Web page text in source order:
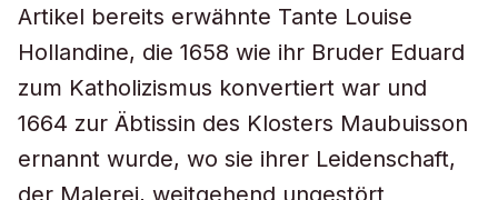
Artikel bereits erwähnte Tante Louise
Hollandine, die 1658 wie ihr Bruder Eduard
zum Katholizismus konvertiert war und
1664 zur Äbtissin des Klosters Maubuisson
ernannt wurde, wo sie ihrer Leidenschaft,
der Malerei, weitgehend ungestört